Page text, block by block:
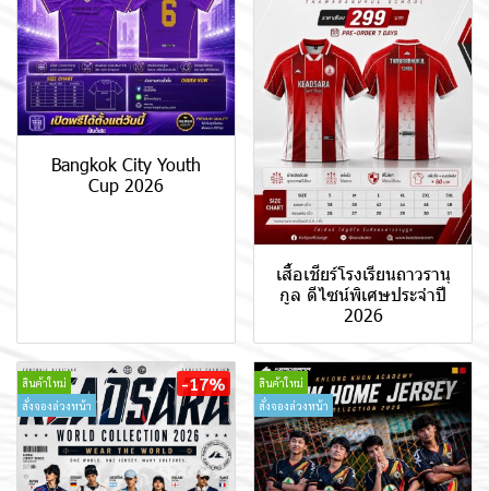
Bangkok City Youth
Cup 2026
เสื้อเชียร์โรงเรียนถาวรานุ
กูล ดีไซน์พิเศษประจำปี
2026
สินค้าใหม่
สั่งจองล่วงหน้า
-17%
สินค้าใหม่
สั่งจองล่วงหน้า